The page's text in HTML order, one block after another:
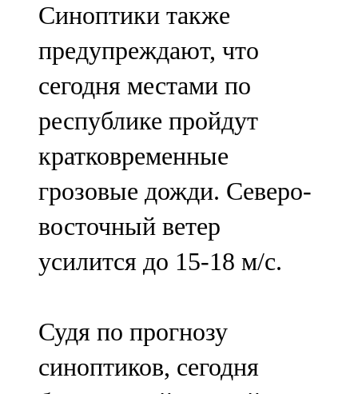
Чүпрәле
91,0 FM
Шәмәрдән
102,3 FM
Яңа чишмә
107,0 FM
Яр Чаллы
105,5 FM
Синоптики также
предупреждают, что
сегодня местами по
республике пройдут
кратковременные
грозовые дожди. Северо-
восточный ветер
усилится до 15-18 м/с.
Судя по прогнозу
синоптиков, сегодня